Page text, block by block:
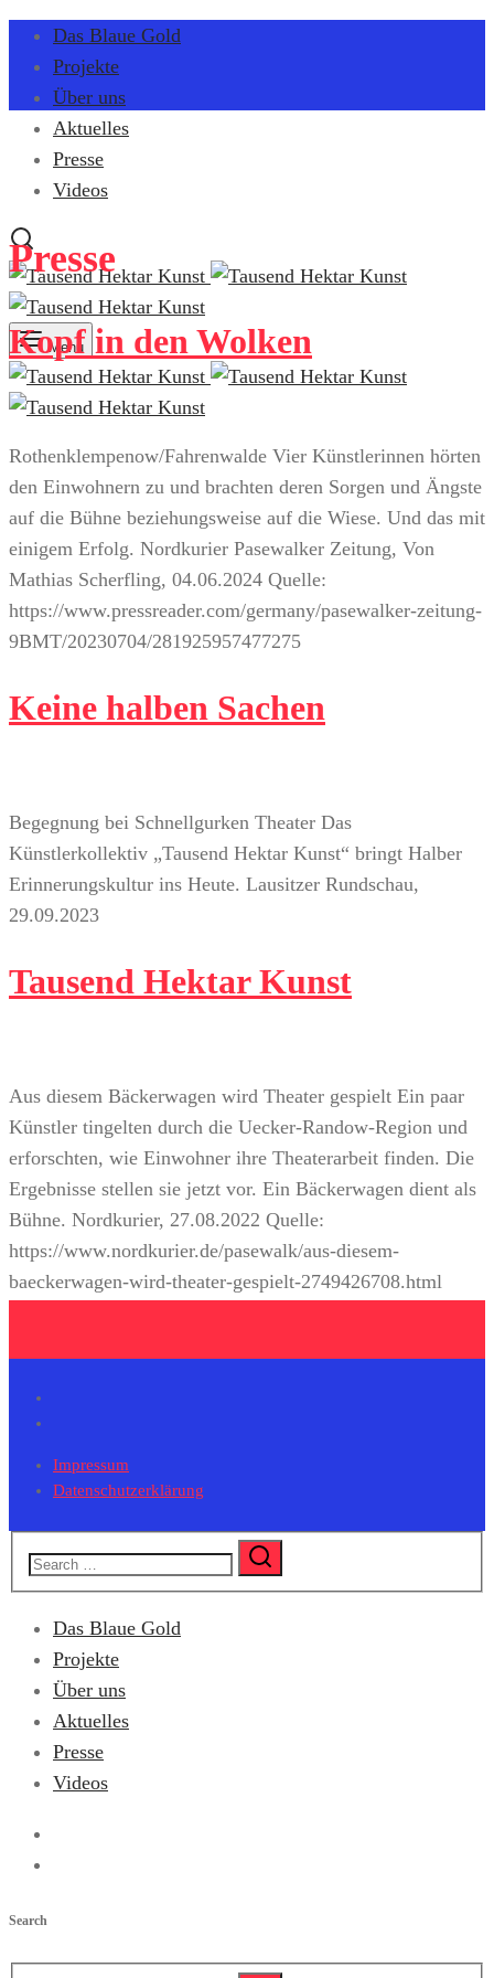
Das Blaue Gold
Projekte
Über uns
Aktuelles
Presse
Videos
Menu
Presse
Kopf in den Wolken
Rothenklempenow/Fahrenwalde Vier Künstlerinnen hörten
den Einwohnern zu und brachten deren Sorgen und Ängste
auf die Bühne beziehungsweise auf die Wiese. Und das mit
einigem Erfolg. Nordkurier Pasewalker Zeitung, Von
Mathias Scherfling, 04.06.2024 Quelle:
https://www.pressreader.com/germany/pasewalker-zeitung-
9BMT/20230704/281925957477275
Keine halben Sachen
Begegnung bei Schnellgurken Theater Das
Künstlerkollektiv „Tausend Hektar Kunst“ bringt Halber
Erinnerungskultur ins Heute. Lausitzer Rundschau,
29.09.2023
Tausend Hektar Kunst
Aus diesem Bäckerwagen wird Theater gespielt Ein paar
Künstler tingelten durch die Uecker-Randow-Region und
erforschten, wie Einwohner ihre Theaterarbeit finden. Die
Ergebnisse stellen sie jetzt vor. Ein Bäckerwagen dient als
Bühne. Nordkurier, 27.08.2022 Quelle:
https://www.nordkurier.de/pasewalk/aus-diesem-
baeckerwagen-wird-theater-gespielt-2749426708.html
Impressum
Datenschutzerklärung
Das Blaue Gold
Projekte
Über uns
Aktuelles
Presse
Videos
Search